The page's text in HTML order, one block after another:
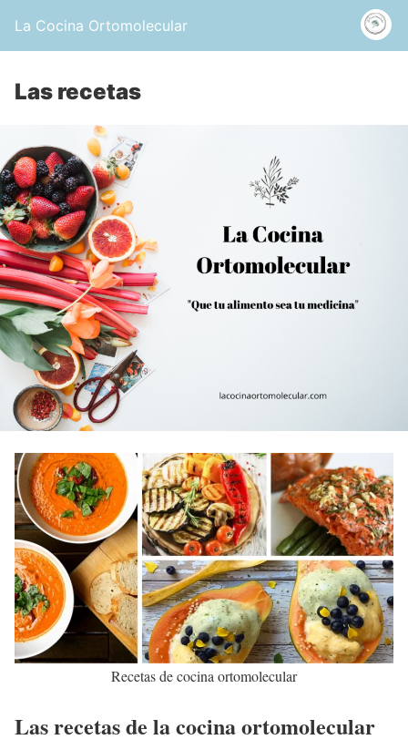
La Cocina Ortomolecular
Las recetas
Recetas de cocina ortomolecular
Las recetas de la cocina ortomolecular